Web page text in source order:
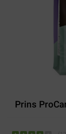
Prins